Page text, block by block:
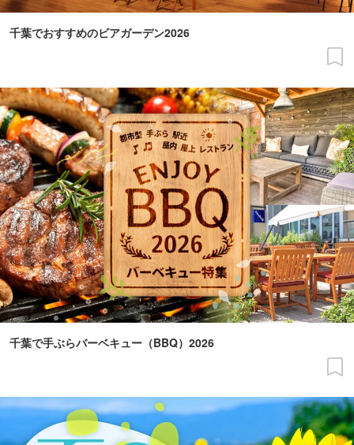
千葉でおすすめのビアガーデン2026
千葉で手ぶらバーベキュー（BBQ）2026